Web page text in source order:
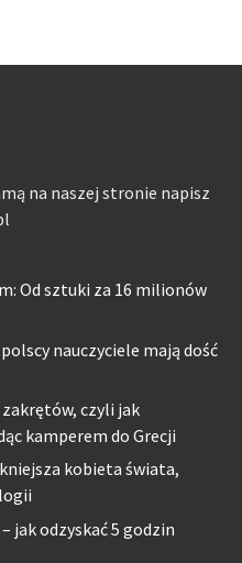
na naszej stronie napisz
Od sztuki za 16 milionów
polscy nauczyciele mają dość
czyli jak
kamperem do Grecji
kobieta świata,
jak odzyskać 5 godzin